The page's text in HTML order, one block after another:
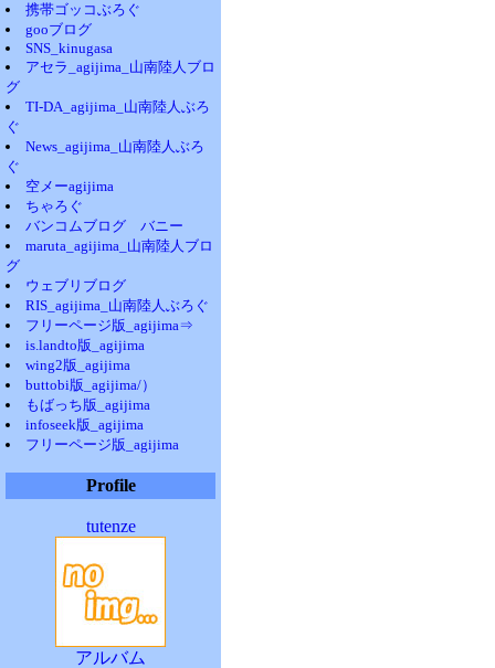
携帯ゴッコぶろぐ
gooブログ
SNS_kinugasa
アセラ_agijima_山南陸人ブロ
グ
TI-DA_agijima_山南陸人ぶろ
ぐ
News_agijima_山南陸人ぶろ
ぐ
空メーagijima
ちゃろぐ
バンコムブログ バニー
maruta_agijima_山南陸人ブロ
グ
ウェブリブログ
RIS_agijima_山南陸人ぶろぐ
フリーページ版_agijima⇒
is.landto版_agijima
wing2版_agijima
buttobi版_agijima/）
もばっち版_agijima
infoseek版_agijima
フリーページ版_agijima
Profile
tutenze
アルバム